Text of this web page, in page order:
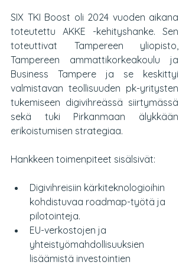
SIX TKI Boost oli 2024 vuoden aikana
toteutettu AKKE -kehityshanke. Sen
toteuttivat Tampereen yliopisto,
Tampereen ammattikorkeakoulu ja
Business Tampere ja se keskittyi
valmistavan teollisuuden pk-yritysten
tukemiseen digivihreässä siirtymässä
sekä tuki Pirkanmaan älykkään
erikoistumisen strategiaa.
Hankkeen toimenpiteet sisälsivät:
Digivihreisiin kärkiteknologioihin
kohdistuvaa roadmap-työtä ja
pilotointeja.
EU-verkostojen ja
yhteistyömahdollisuuksien
lisäämistä investointien